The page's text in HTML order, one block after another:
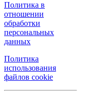
Политика в
отношении
обработки
персональных
данных
Политика
использования
файлов cookie